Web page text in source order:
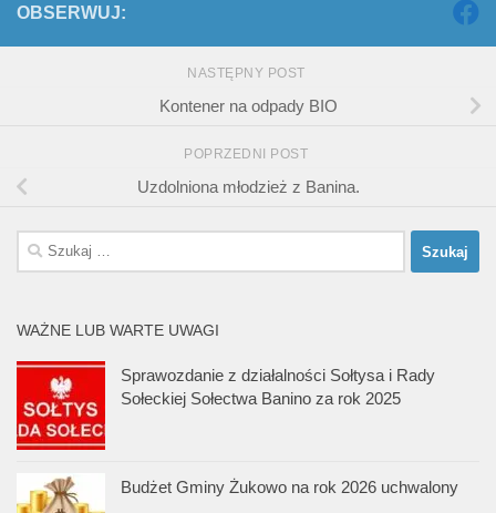
OBSERWUJ:
NASTĘPNY POST
Kontener na odpady BIO
POPRZEDNI POST
Uzdolniona młodzież z Banina.
Szukaj:
WAŻNE LUB WARTE UWAGI
Sprawozdanie z działalności Sołtysa i Rady
Sołeckiej Sołectwa Banino za rok 2025
Budżet Gminy Żukowo na rok 2026 uchwalony